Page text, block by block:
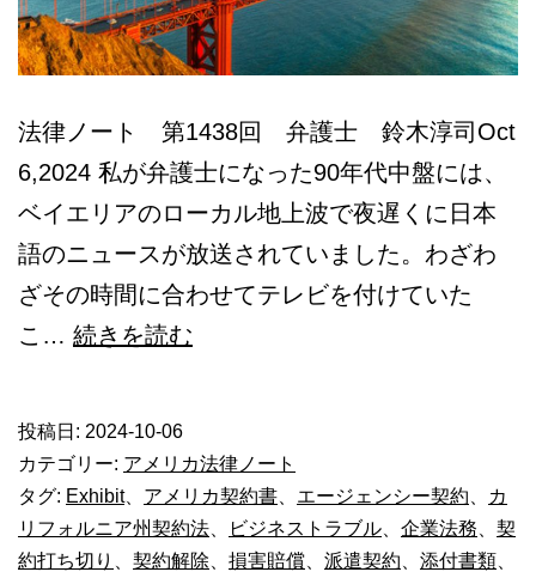
法律ノート 第1438回 弁護士 鈴木淳司Oct
6,2024 私が弁護士になった90年代中盤には、
ベイエリアのローカル地上波で夜遅くに日本
語のニュースが放送されていました。わざわ
ざその時間に合わせてテレビを付けていた
こ… 続きを読む
ー
ジ
ェ
投稿日: 2024-10-06
カテゴリー: アメリカ法律ノート
タグ: Exhibit、 アメリカ契約書 エージェンシー契約
カ
リフォルニア州契約法
ビジネストラブル 企業法務
契
約打ち切り
契約解除 損害賠償 派遣契約 添付書類